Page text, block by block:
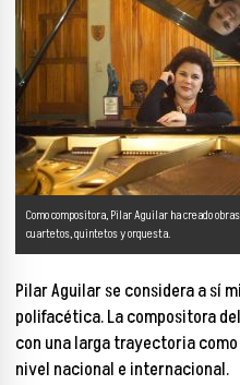
Como compositora, Pilar Aguilar ha creado
cuartetos, quintetos y orquesta.
Pilar Aguilar se considera a sí
polifacética. La compositora
con una larga trayectoria
nivel nacional e internacional.